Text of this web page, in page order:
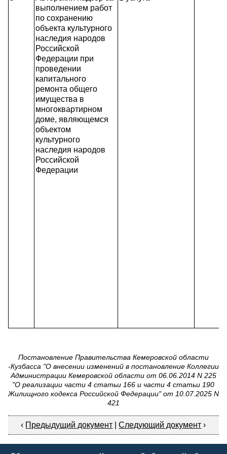
выполнением работ
по сохранению
объекта культурного
наследия народов
Российской
Федерации при
проведении
капитального
ремонта общего
имущества в
многоквартирном
доме, являющемся
объектом
культурного
наследия народов
Российской
Федерации
Постановление Правительства Кемеровской области
-Кузбасса "О внесении изменений в постановление Коллегии
Администрации Кемеровской области от 06.06.2014 N 225
"О реализации части 4 статьи 166 и части 4 статьи 190
Жилищного кодекса Российской Федерации" от 10.07.2025 N
421
‹ Предыдущий документ |Следующий документ ›